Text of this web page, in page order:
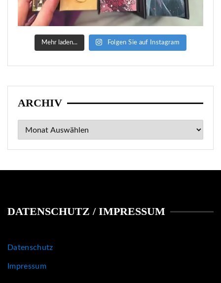
Mehr laden... Folgen Sie auf Instagram
ARCHIV
Archiv
DATENSCHUTZ / IMPRESSUM
Datenschutz
Impressum